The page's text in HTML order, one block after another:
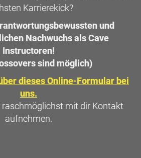
Karrierekick?
und
Nachwuchs als Cave
Instructoren!
sind möglich)
dieses Online-Formular bei
uns.
raschmöglichst mit dir Kontakt
aufnehmen.